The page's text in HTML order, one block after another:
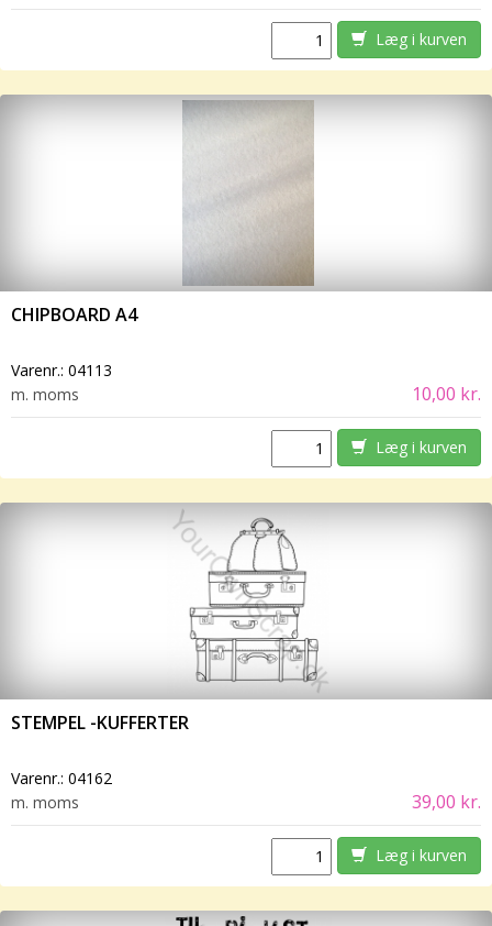
Læg i kurven
CHIPBOARD A4
Varenr.: 04113
m. moms
10,00 kr.
Læg i kurven
STEMPEL -KUFFERTER
Varenr.: 04162
m. moms
39,00 kr.
Læg i kurven